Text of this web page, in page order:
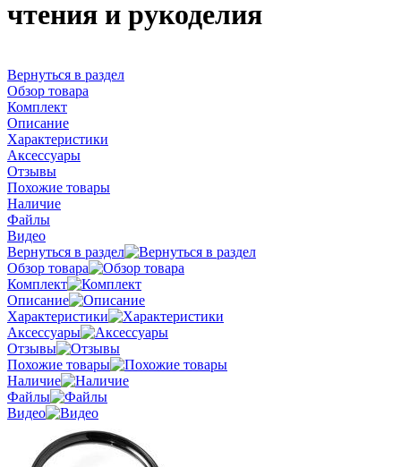
чтения и рукоделия
Вернуться в раздел
Обзор товара
Комплект
Описание
Характеристики
Аксессуары
Отзывы
Похожие товары
Наличие
Файлы
Видео
Вернуться в раздел
Обзор товара
Комплект
Описание
Характеристики
Аксессуары
Отзывы
Похожие товары
Наличие
Файлы
Видео